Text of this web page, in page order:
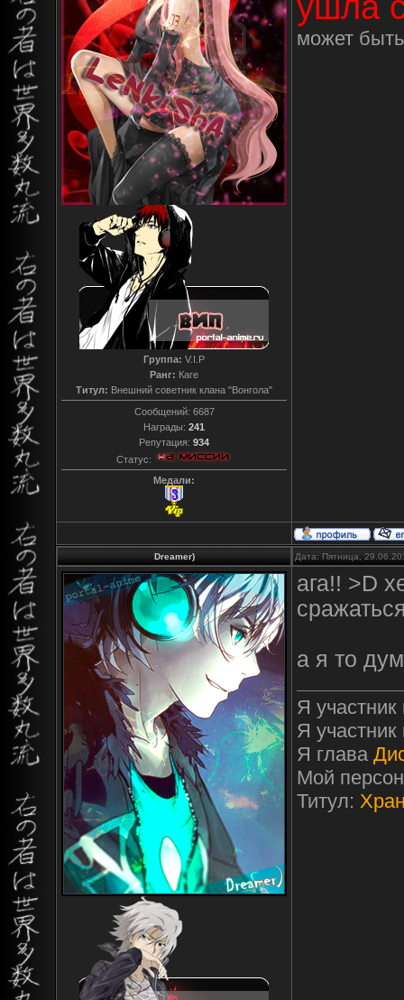
Группа: V.I.P
Ранг: Каге
Титул: Внешний советник клана "Вонгола"
Сообщений: 6687
Награды: 241
Репутация: 934
Статус:
Медали:
может
Dreamer) Дата: Пятница,
ага!! >D
а я то
Я
Я
Я глава
Мой
Титул: